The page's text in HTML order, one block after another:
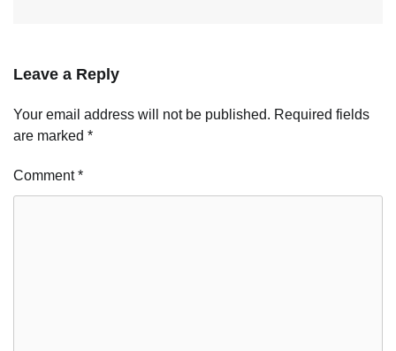
Leave a Reply
Your email address will not be published. Required fields
are marked *
Comment*